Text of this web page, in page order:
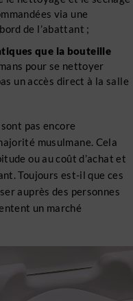
via une
de l’abattant ;
que la bouteille
pour se nettoyer
un accès direct à la salle
pas encore
musulmane. Cela
ou au coût d’achat et
Toujours est-il que ces
auprès des personnes
un marché